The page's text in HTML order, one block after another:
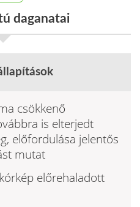
daganatai
csökkenő
is elterjedt
előfordulása jelentős
mutat
előrehaladott